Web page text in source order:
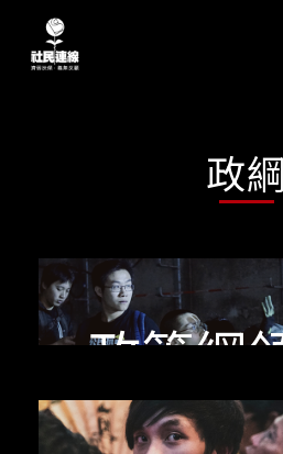
政綱
政策綱